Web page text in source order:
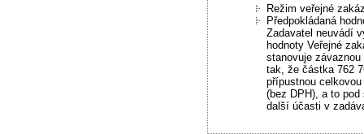
Režim veřejné
Předpokládaná
Zadavatel neuvádí
hodnoty Veřejné
stanovuje
tak, že částka 762
přípustnou
(bez DPH), a to
další účasti v